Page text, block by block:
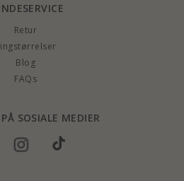
Retur
Blog
FAQs
SOSIALE MEDIER